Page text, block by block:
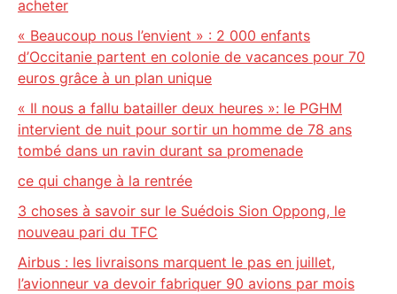
acheter
« Beaucoup nous l’envient » : 2 000 enfants
d’Occitanie partent en colonie de vacances pour 70
euros grâce à un plan unique
« Il nous a fallu batailler deux heures »: le PGHM
intervient de nuit pour sortir un homme de 78 ans
tombé dans un ravin durant sa promenade
ce qui change à la rentrée
3 choses à savoir sur le Suédois Sion Oppong, le
nouveau pari du TFC
Airbus : les livraisons marquent le pas en juillet,
l’avionneur va devoir fabriquer 90 avions par mois